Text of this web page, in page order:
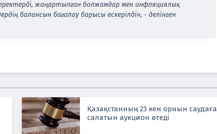
жаңартылған болжамдар мен инфляциялық
балансын бағалау барысы ескерілді», - делінген
Қазақстанның 23 кен орнын саудаға
салатын аукцион өтеді